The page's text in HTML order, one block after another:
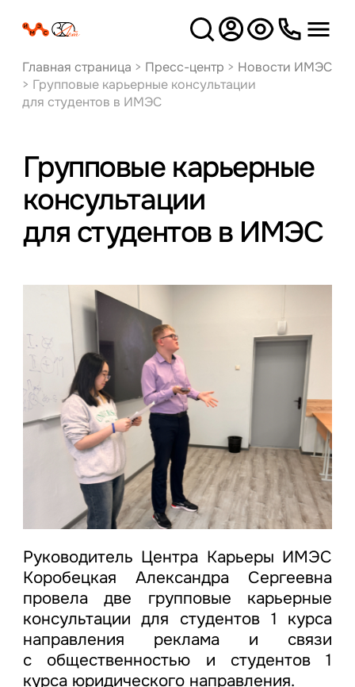
Версия
для слабовидящих
Главная страница > Пресс-центр > Новости ИМЭС
> Групповые карьерные консультации
для студентов в ИМЭС
Групповые карьерные
консультации
для студентов в ИМЭС
Руководитель Центра Карьеры ИМЭС
Коробецкая Александра Сергеевна
провела две групповые карьерные
консультации для студентов 1 курса
направления реклама и связи
с общественностью и студентов 1
курса юридического направления.